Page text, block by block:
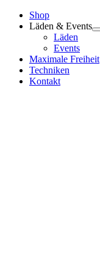
Shop
Läden & Events
Läden
Events
Maximale Freiheit
Techniken
Kontakt